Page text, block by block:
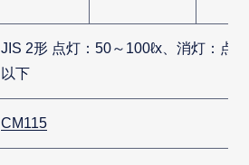
JIS 2形 点灯：50～100ℓx、消灯：点
以下
CM115